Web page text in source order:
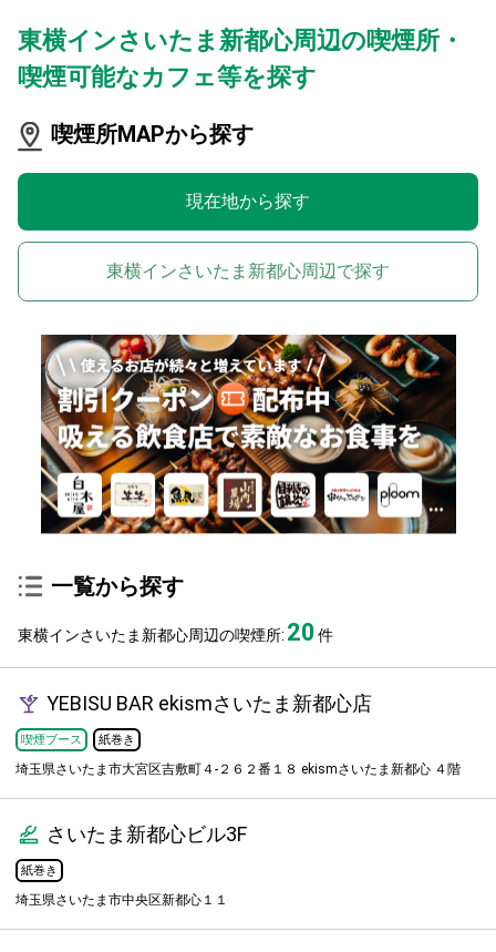
東横インさいたま新都心周辺の喫煙所・
喫煙可能なカフェ等を探す
喫煙所MAPから探す
現在地から探す
東横インさいたま新都心周辺で探す
一覧から探す
東横インさいたま新都心周辺の喫煙所: 20件
YEBISU BAR ekismさいたま新都心店
喫煙ブース 紙巻き
埼玉県さいたま市大宮区吉敷町４-２６２番１８ ekismさいたま新都心 ４階
さいたま新都心ビル3F
紙巻き
埼玉県さいたま市中央区新都心１１